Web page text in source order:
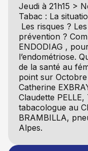
Jeudi à 21h15 >
Tabac : La
Les risques ?
prévention ?
ENDODIAG ,
l’endométriose.
de la santé au
point sur
Catherine
Claudette
tabacologue au
BRAMBILLA,
Alpes.